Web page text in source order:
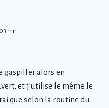
min
gaspiller alors en
et j’utilise le même le
que selon la routine du